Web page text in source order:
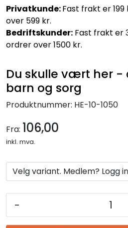
Privatkunde:Fast frakt er
over 599 kr.
Bedriftskunder: Fast frakt er
ordrer over 1500 kr.
Du skulle vært her
barn og sorg
Produktnummer: HE-10-1050
Fra: 106,00
inkl. mva.
Velg variant. Medlem? Logg
-